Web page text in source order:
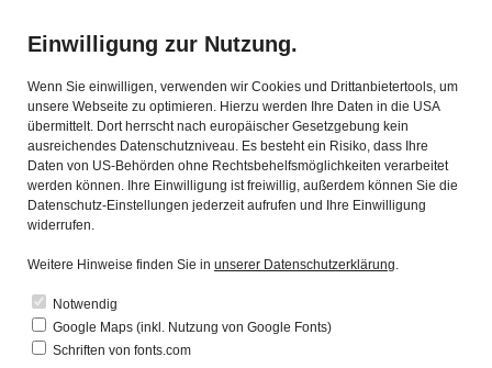
Einwilligung zur Nutzung.
Wenn Sie einwilligen, verwenden wir Cookies und Drittanbietertools, um
unsere Webseite zu optimieren. Hierzu werden Ihre Daten in die USA
übermittelt. Dort herrscht nach europäischer Gesetzgebung kein
ausreichendes Datenschutzniveau. Es besteht ein Risiko, dass Ihre
Daten von US-Behörden ohne Rechtsbehelfsmöglichkeiten verarbeitet
werden können. Ihre Einwilligung ist freiwillig, außerdem können Sie die
Datenschutz-Einstellungen jederzeit aufrufen und Ihre Einwilligung
widerrufen.
Weitere Hinweise finden Sie in unserer Datenschutzerklärung.
Notwendig
Google Maps (inkl. Nutzung von Google Fonts)
Schriften von fonts.com